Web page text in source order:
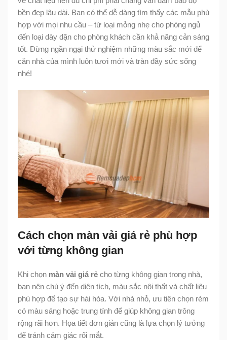
bền đẹp lâu dài. Bạn có thể dễ dàng tìm thấy các mẫu phù
hợp với mọi nhu cầu – từ loại mỏng nhẹ cho phòng ngủ
đến loại dày dặn cho phòng khách cần khả năng cản sáng
tốt. Đừng ngần ngại thử nghiệm những màu sắc mới để
căn nhà của mình luôn tươi mới và tràn đầy sức sống
nhé!
Cách chọn màn vải giá rẻ phù hợp
với từng không gian
Khi chọn màn vải giá rẻ cho từng không gian trong nhà,
bạn nên chú ý đến diện tích, màu sắc nội thất và chất liệu
phù hợp để tạo sự hài hòa. Với nhà nhỏ, ưu tiên chọn rèm
có màu sáng hoặc trung tính để giúp không gian trông
rộng rãi hơn. Họa tiết đơn giản cũng là lựa chọn lý tưởng
để tránh cảm giác rối mắt.